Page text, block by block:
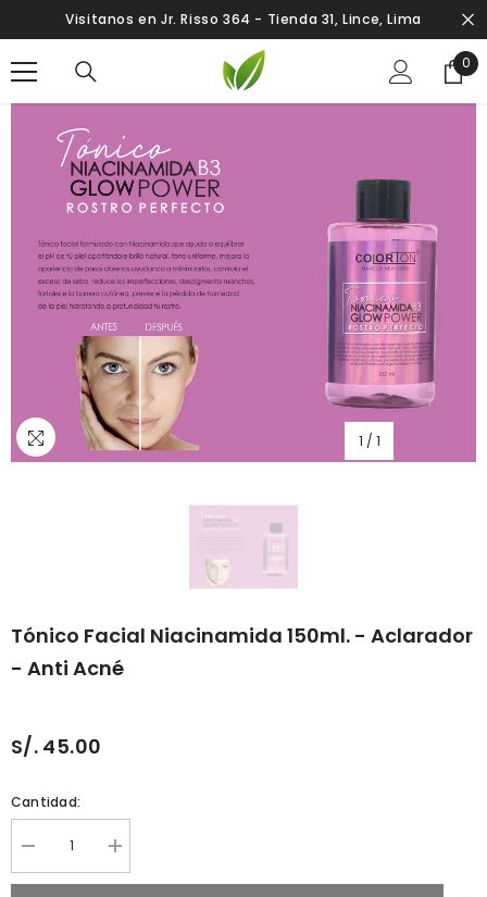
SALTAR AL CONTENIDO
Visitanos en Jr. Risso 364 - Tienda 31, Lince, Lima
0
0
1 / 1
Tónico Facial Niacinamida 150ml. - Aclarador
- Anti Acné
S/. 45.00
Cantidad:
Reducir
cantidad
porTónico
Aumentar
cantidad
por